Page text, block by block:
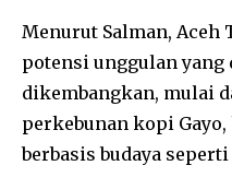
Menurut Salman,
potensi unggulan yang
dikembangkan, mulai
perkebunan kopi
berbasis budaya